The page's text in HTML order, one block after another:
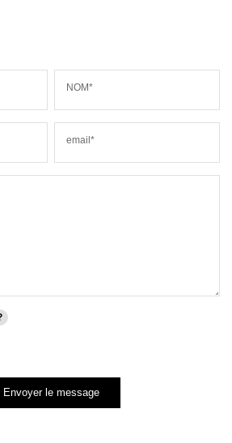
NOM*
email*
Envoyer le message